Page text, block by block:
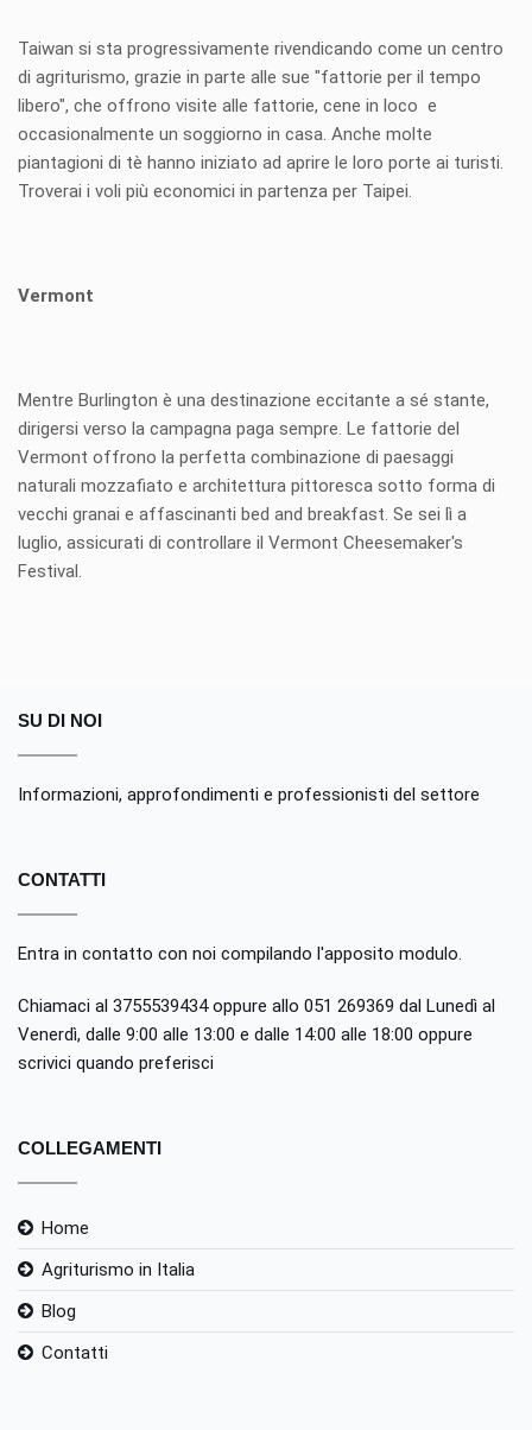
Taiwan si sta progressivamente rivendicando come un centro
di agriturismo, grazie in parte alle sue "fattorie per il tempo
libero", che offrono visite alle fattorie, cene in loco e
occasionalmente un soggiorno in casa. Anche molte
piantagioni di tè hanno iniziato ad aprire le loro porte ai turisti.
Troverai i voli più economici in partenza per Taipei.
Vermont
Mentre Burlington è una destinazione eccitante a sé stante,
dirigersi verso la campagna paga sempre. Le fattorie del
Vermont offrono la perfetta combinazione di paesaggi
naturali mozzafiato e architettura pittoresca sotto forma di
vecchi granai e affascinanti bed and breakfast. Se sei lì a
luglio, assicurati di controllare il Vermont Cheesemaker's
Festival.
SU DI NOI
Informazioni, approfondimenti e professionisti del settore
CONTATTI
Entra in contatto con noi compilando l'apposito modulo.
Chiamaci al 3755539434 oppure allo 051 269369 dal Lunedì al
Venerdì, dalle 9:00 alle 13:00 e dalle 14:00 alle 18:00 oppure
scrivici quando preferisci
COLLEGAMENTI
Home
Agriturismo in Italia
Blog
Contatti